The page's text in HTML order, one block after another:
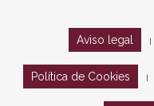
Aviso legal
Política de Cookies